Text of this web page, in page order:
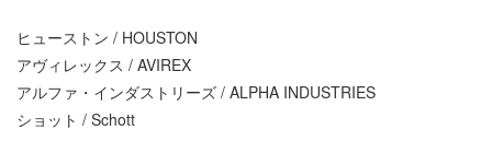
ヒューストン / HOUSTON
アヴィレックス / AVIREX
アルファ・インダストリーズ / ALPHA INDUSTRIES
ショット / Schott